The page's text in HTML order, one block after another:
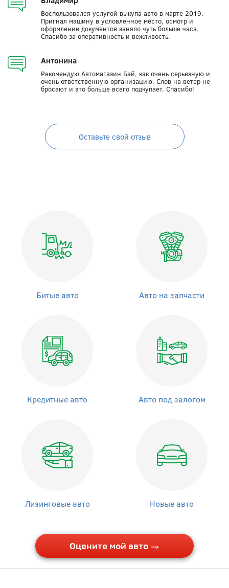
Воспользовался услугой выкупа авто в марте 2019.
Пригнал машину в условленное место, осмотр и
оформление документов заняло чуть больше часа.
Спасибо за оперативность и вежливость.
Антонина
Рекомендую Автомагазин Бай, как очень серьезную и
очень ответственную организацию. Слов на ветер не
бросают и это больше всего подкупает. Спасибо!
Оставьте свой отзыв
Битые авто Авто на запчасти
Кредитные авто Авто под залогом
Лизинговые авто Новые авто
Оцените мой авто →